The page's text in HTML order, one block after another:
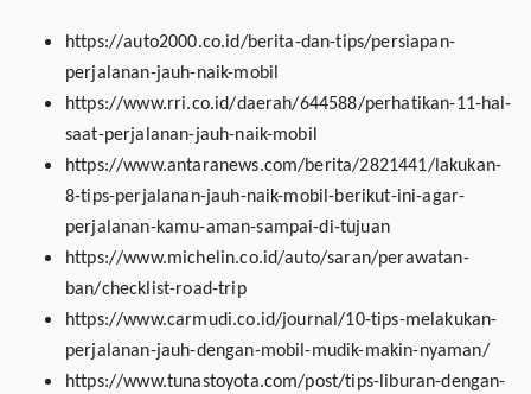
https://auto2000.co.id/berita-dan-tips/persiapan-
perjalanan-jauh-naik-mobil
https://www.rri.co.id/daerah/644588/perhatikan-11-hal-
saat-perjalanan-jauh-naik-mobil
https://www.antaranews.com/berita/2821441/lakukan-
8-tips-perjalanan-jauh-naik-mobil-berikut-ini-agar-
perjalanan-kamu-aman-sampai-di-tujuan
https://www.michelin.co.id/auto/saran/perawatan-
ban/checklist-road-trip
https://www.carmudi.co.id/journal/10-tips-melakukan-
perjalanan-jauh-dengan-mobil-mudik-makin-nyaman/
https://www.tunastoyota.com/post/tips-liburan-dengan-